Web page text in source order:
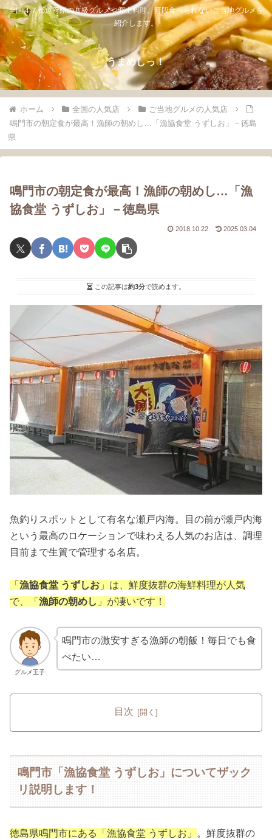
全国４７都道府県のＢ級グルメや郷土料理。普段食べられないご当地グルメを
紹介します。
うまめしっ！
ホーム 全国の人気店
ご当地グルメの人気店
鳴門市の朝定食が最高！漁師の朝めし…「漁協食堂 うずしお」－徳島
県
鳴門市の朝定食が最高！漁師の朝めし…「漁
協食堂 うずしお」－徳島県
2018.10.22 2025.03.04
この記事は約3分で読めます。
魚釣りスポットとして有名な瀬戸内海。目の前が瀬戸内海
という最高のロケーションで味わえる人気のお店は、調理
目前まで生簀で管理する名店。
「 漁協食堂 うずしお 」は、鮮度抜群の海鮮料理が人気
で、「 漁師の朝めし 」が凄いです！
グルメ王子
鳴門市の激安すぎる漁師の朝飯！毎日でも食
べたい…
目次
鳴門市「漁協食堂 うずしお」についてザック
リ説明します！
徳島県鳴門市にある「漁協食堂 うずしお」
。鮮度抜群の